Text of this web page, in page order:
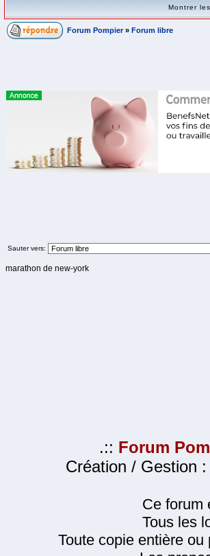
Montrer
Forum Pompier » Forum libre
Sauter vers:
marathon de new-york
.:: Forum
Création / Gestion :
Ce forum
Tous les
Toute copie entière